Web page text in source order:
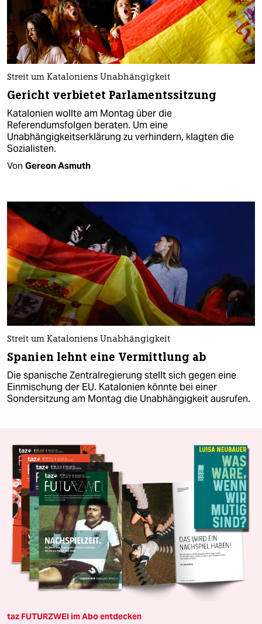
Streit um Kataloniens Unabhängigkeit
Gericht verbietet Parlamentssitzung
Katalonien wollte am Montag über die
Referendumsfolgen beraten. Um eine
Unabhängigkeitserklärung zu verhindern, klagten die
Sozialisten.
Von Gereon Asmuth
Streit um Kataloniens Unabhängigkeit
Spanien lehnt eine Vermittlung ab
Die spanische Zentralregierung stellt sich gegen eine
Einmischung der EU. Katalonien könnte bei einer
Sondersitzung am Montag die Unabhängigkeit ausrufen.
taz FUTURZWEI im Abo entdecken